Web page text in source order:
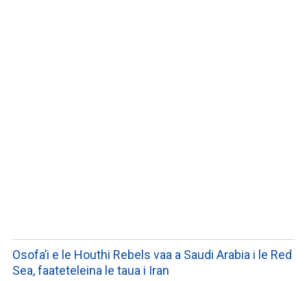
Osofa’i e le Houthi Rebels vaa a Saudi Arabia i le Red
Sea, faateteleina le taua i Iran